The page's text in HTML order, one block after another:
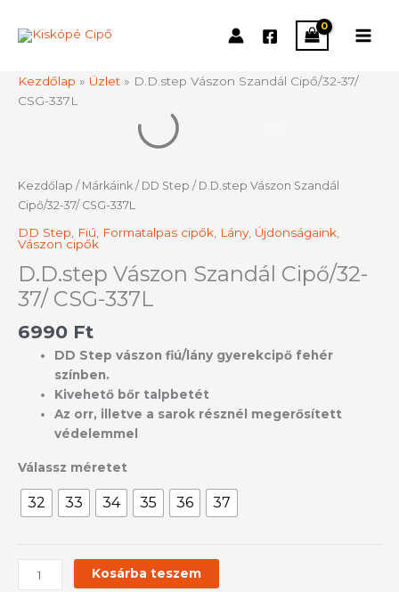
Kezdőlap » Üzlet » D.D.step Vászon Szandál Cipő/32-37/
CSG-337L
Kezdőlap / Márkáink / DD Step / D.D.step Vászon Szandál
Cipő/32-37/ CSG-337L
DD Step Fiú Formatalpas cipők Lány, Újdonságaink
Vászon cipők
D.D.step Vászon Szandál Cipő/32-
37/ CSG-337L
6990 Ft
DD Step vászon fiú/lány gyerekcipő fehér
színben.
Kivehető bőr talpbetét
Az orr, illetve a sarok résznél megerősített
védelemmel
Válassz méretet
32 33 34 35 36 37
Cipő/32-
37/
337L
Kosárba teszem